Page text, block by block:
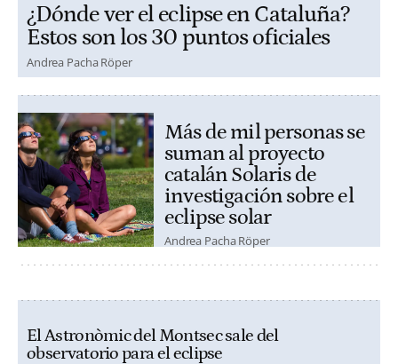
¿Dónde ver el eclipse en Cataluña?
Estos son los 30 puntos oficiales
Andrea Pacha Röper
Más de mil personas se
suman al proyecto
catalán Solaris de
investigación sobre el
eclipse solar
Andrea Pacha Röper
El Astronòmic del Montsec sale del
observatorio para el eclipse